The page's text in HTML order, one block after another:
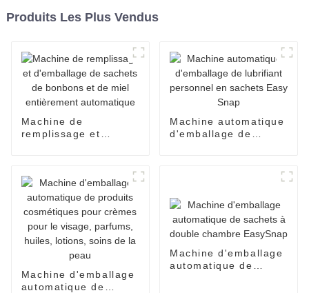
Produits Les Plus Vendus
Machine de
remplissage et
entièrement
automatique
Machine automatique
d'emballage de
Machine d'emballage
automatique de
Machine d'emballage
automatique de